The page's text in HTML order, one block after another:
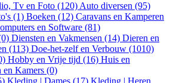
Tv en Foto (120) Auto diversen (95)
(1) Boeken (12) Caravans en Kamperen
en Software (81)
Diensten en Vakmensen (14) Dieren en
(113) Doe-het-zelf en Verbouw (1010)
Hobby en Vrije tijd (16) Huis en
en Kamers (0)